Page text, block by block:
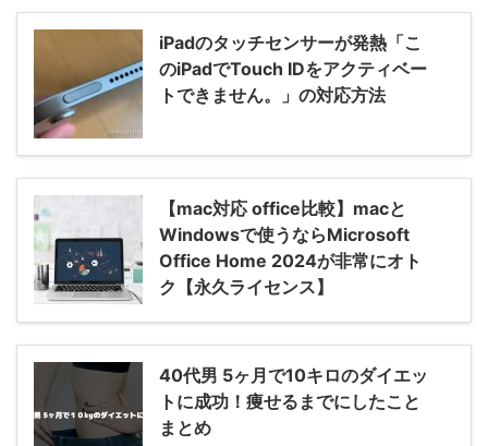
iPadのタッチセンサーが発熱「こ
のiPadでTouch IDをアクティベー
トできません。」の対応方法
【mac対応 office比較】macと
Windowsで使うならMicrosoft
Office Home 2024が非常にオト
ク【永久ライセンス】
40代男 5ヶ月で10キロのダイエッ
トに成功！痩せるまでにしたこと
まとめ